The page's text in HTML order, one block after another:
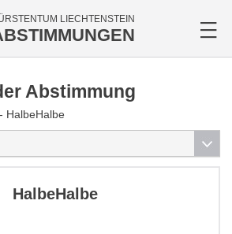
LIECHTENSTEIN
Abstimmung
HalbeHalbe
HalbeHalbe